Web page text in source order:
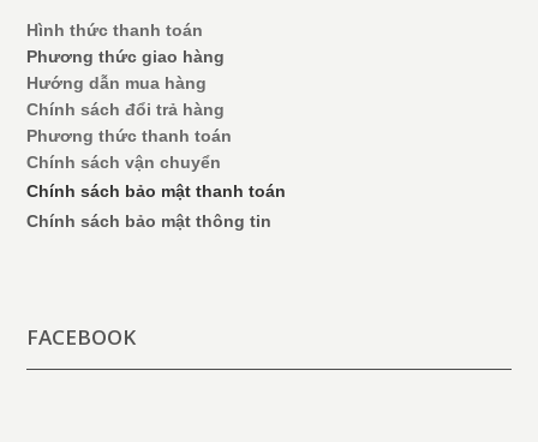
Hình thức thanh toán
Phương thức giao hàng
Hướng dẫn mua hàng
Chính sách đổi trả hàng
Phương thức thanh toán
Chính sách vận chuyển
Chính sách bảo mật thanh toán
Chính sách bảo mật thông tin
FACEBOOK